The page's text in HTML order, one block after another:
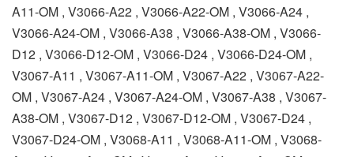
A11-OM , V3066-A22 , V3066-A22-OM , V3066-A24 ,
V3066-A24-OM , V3066-A38 , V3066-A38-OM , V3066-
D12 , V3066-D12-OM , V3066-D24 , V3066-D24-OM ,
V3067-A11 , V3067-A11-OM , V3067-A22 , V3067-A22-
OM , V3067-A24 , V3067-A24-OM , V3067-A38 , V3067-
A38-OM , V3067-D12 , V3067-D12-OM , V3067-D24 ,
V3067-D24-OM , V3068-A11 , V3068-A11-OM , V3068-